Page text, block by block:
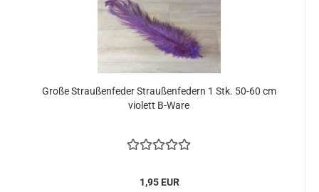
Große Straußenfeder Straußenfedern 1 Stk. 50-60 cm
violett B-Ware
1,95 EUR